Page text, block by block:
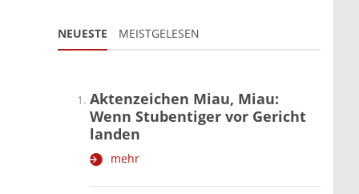
NEUESTE MEISTGELESEN
Aktenzeichen Miau, Miau:
Wenn Stubentiger vor Gericht
landen
mehr